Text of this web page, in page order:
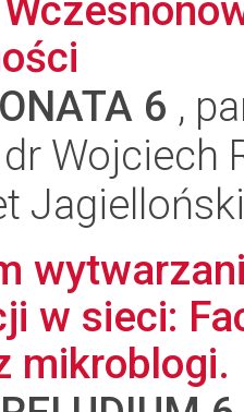
6 ,
Wojciech
w sieci:
mikroblogi.